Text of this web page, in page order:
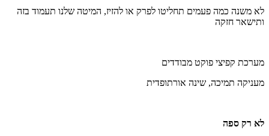
לא משנה כמה פעמים תחליטו לפרק או להזיז, המיטה שלנו תעמוד בזה
ותישאר חזקה
מערכת קפיצי פוקט מבודדים
מעניקה תמיכה, שינה אורתופדית
לא רק ספה